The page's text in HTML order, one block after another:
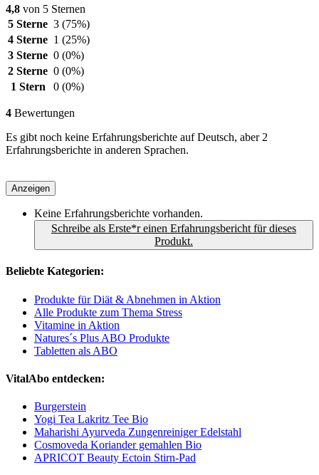
4,8 von 5 Sternen
5 Sterne 3 (75%)
4 Sterne 1 (25%)
3 Sterne 0 (0%)
2 Sterne 0 (0%)
1 Stern
0 (0%)
4 Bewertungen
Es gibt noch keine Erfahrungsberichte auf Deutsch, aber 2
Erfahrungsberichte in anderen Sprachen.
Anzeigen
Keine Erfahrungsberichte vorhanden.
Schreibe als Erste*r einen Erfahrungsbericht für dieses
Produkt.
Beliebte Kategorien:
Produkte für Diät & Abnehmen in Aktion
Alle Produkte zum Thema Stress
Vitamine in Aktion
Natures´s Plus ABO Produkte
Tabletten als ABO
VitalAbo entdecken:
Burgerstein
Yogi Tea Lakritz Tee Bio
Maharishi Ayurveda Zungenreiniger Edelstahl
Cosmoveda Koriander gemahlen Bio
APRICOT Beauty Ectoin Stirn‑Pad